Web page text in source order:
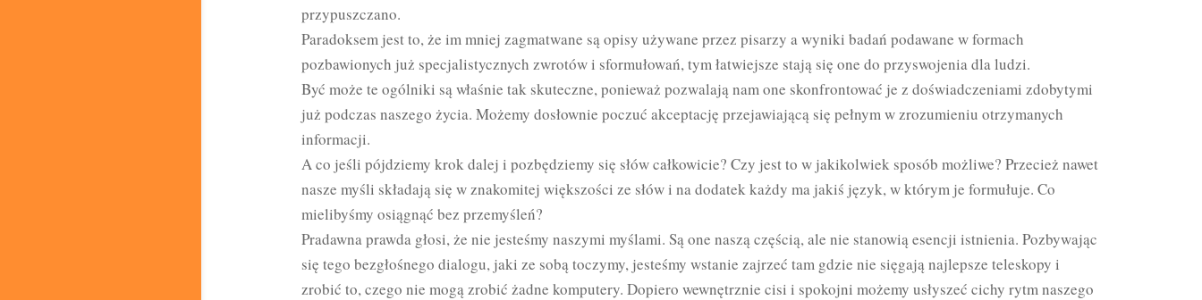
przypuszczano.
Paradoksem jest to, że im mniej zagmatwane są opisy używane przez pisarzy a wyniki badań podawane w formach
pozbawionych już specjalistycznych zwrotów i sformułowań, tym łatwiejsze stają się one do przyswojenia dla ludzi.
Być może te ogólniki są właśnie tak skuteczne, ponieważ pozwalają nam one skonfrontować je z doświadczeniami zdobytymi
już podczas naszego życia. Możemy dosłownie poczuć akceptację przejawiającą się pełnym w zrozumieniu otrzymanych
informacji.
A co jeśli pójdziemy krok dalej i pozbędziemy się słów całkowicie? Czy jest to w jakikolwiek sposób możliwe? Przecież nawet
nasze myśli składają się w znakomitej większości ze słów i na dodatek każdy ma jakiś język, w którym je formułuje. Co
mielibyśmy osiągnąć bez przemyśleń?
Pradawna prawda głosi, że nie jesteśmy naszymi myślami. Są one naszą częścią, ale nie stanowią esencji istnienia. Pozbywając
się tego bezgłośnego dialogu, jaki ze sobą toczymy, jesteśmy wstanie zajrzeć tam gdzie nie sięgają najlepsze teleskopy i
zrobić to, czego nie mogą zrobić żadne komputery. Dopiero wewnętrznie cisi i spokojni możemy usłyszeć cichy rytm naszego